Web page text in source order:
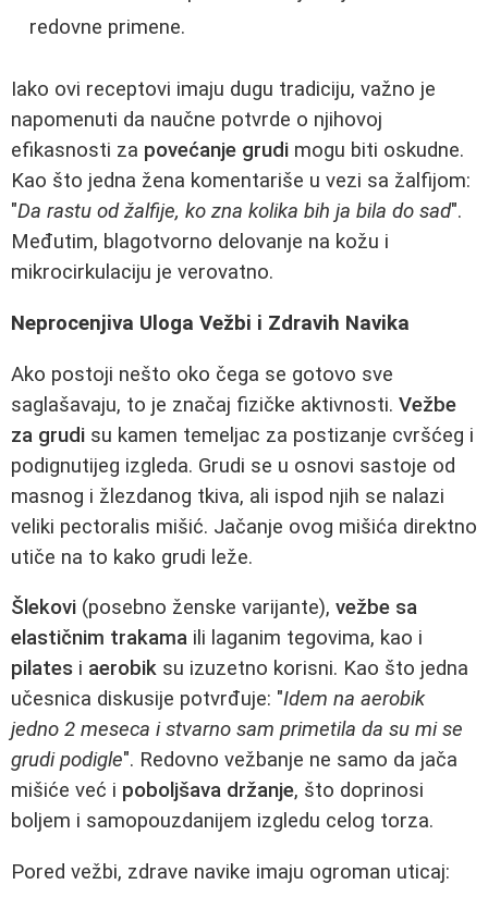
redovne primene.
Iako ovi receptovi imaju dugu tradiciju, važno je
napomenuti da naučne potvrde o njihovoj
efikasnosti za povećanje grudi mogu biti oskudne.
Kao što jedna žena komentariše u vezi sa žalfijom:
"Da rastu od žalfije, ko zna kolika bih ja bila do sad".
Međutim, blagotvorno delovanje na kožu i
mikrocirkulaciju je verovatno.
Neprocenjiva Uloga Vežbi i Zdravih Navika
Ako postoji nešto oko čega se gotovo sve
saglašavaju, to je značaj fizičke aktivnosti. Vežbe
za grudi su kamen temeljac za postizanje cvršćeg i
podignutijeg izgleda. Grudi se u osnovi sastoje od
masnog i žlezdanog tkiva, ali ispod njih se nalazi
veliki pectoralis mišić. Jačanje ovog mišića direktno
utiče na to kako grudi leže.
Šlekovi (posebno ženske varijante), vežbe sa
elastičnim trakama ili laganim tegovima, kao i
pilates i aerobik su izuzetno korisni. Kao što jedna
učesnica diskusije potvrđuje: "Idem na aerobik
jedno 2 meseca i stvarno sam primetila da su mi se
grudi podigle". Redovno vežbanje ne samo da jača
mišiće već i poboljšava držanje, što doprinosi
boljem i samopouzdanijem izgledu celog torza.
Pored vežbi, zdrave navike imaju ogroman uticaj: